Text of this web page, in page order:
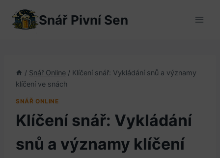
obsah
Snář Pivní Sen
/ Snář Online / Klíčení snář: Vykládání snů a významy
klíčení ve snách
SNÁŘ ONLINE
Klíčení snář: Vykládání
snů a významy klíčení